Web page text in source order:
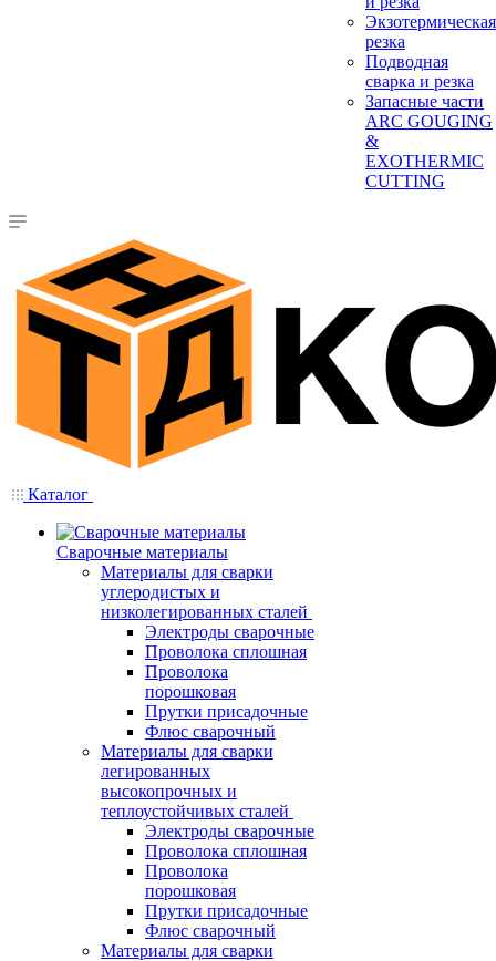
Экзотермическая
резка
Подводная
сварка и резка
Запасные части
ARC GOUGING
&
EXOTHERMIC
CUTTING
Каталог
Сварочные материалы
Материалы для сварки
углеродистых и
низколегированных сталей
Электроды сварочные
Проволока сплошная
Проволока
порошковая
Прутки присадочные
Флюс сварочный
Материалы для сварки
легированных
высокопрочных и
теплоустойчивых сталей
Электроды сварочные
Проволока сплошная
Проволока
порошковая
Прутки присадочные
Флюс сварочный
Материалы для сварки